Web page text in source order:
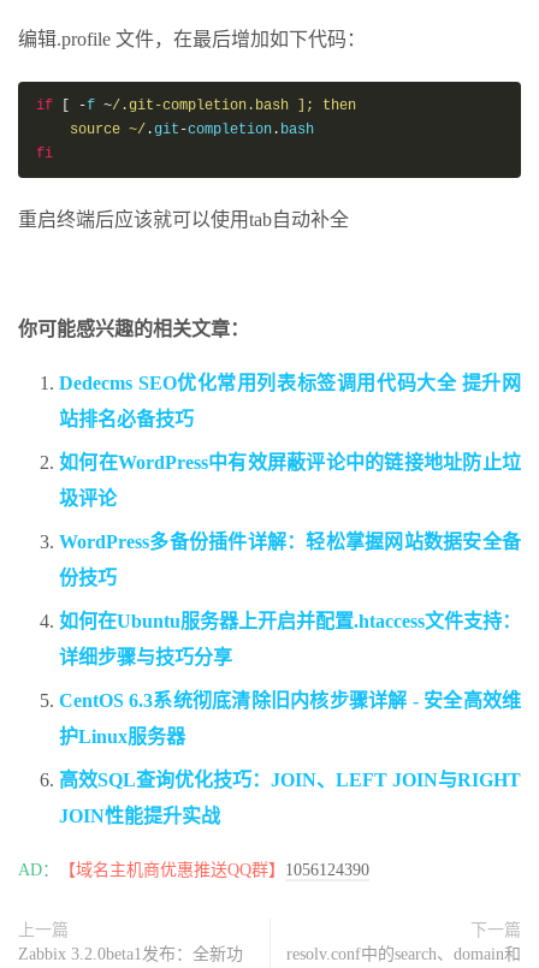
编辑.profile 文件，在最后增加如下代码：
if -f ~/.git-completion.bash ]; then
    source ~/
.git -completion .
fi
重启终端后应该就可以使用tab自动补全
你可能感兴趣的相关文章：
Dedecms SEO优化常用列表标签调用代码大全 提升网
站排名必备技巧
如何在WordPress中有效屏蔽评论中的链接地址防止垃
圾评论
WordPress多备份插件详解：轻松掌握网站数据安全备
份技巧
如何在Ubuntu服务器上开启并配置.htaccess文件支持：
详细步骤与技巧分享
CentOS 6.3系统彻底清除旧内核步骤详解 - 安全高效维
护Linux服务器
高效SQL查询优化技巧：JOIN、LEFT JOIN与RIGHT
JOIN性能提升实战
AD： 【域名主机商优惠推送QQ群】 1056124390
上一篇
Zabbix 3.2.0beta1发布：全新功
下一篇
resolv.conf中的search、domain和